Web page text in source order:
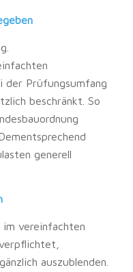
der Prüfungsumfang
beschränkt. So
generell
im vereinfachten
auszublenden.